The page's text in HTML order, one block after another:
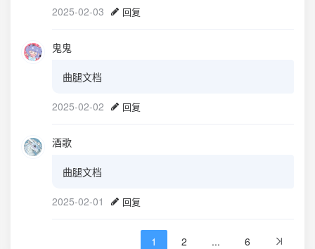
2025-02-03 回复
鬼鬼
曲腿文档
2025-02-02 回复
酒歌
曲腿文档
2025-02-01 回复
1 2 ... 6